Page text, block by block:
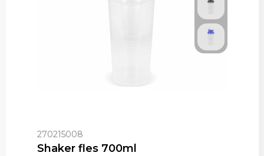
270215008
Shaker fles 700ml